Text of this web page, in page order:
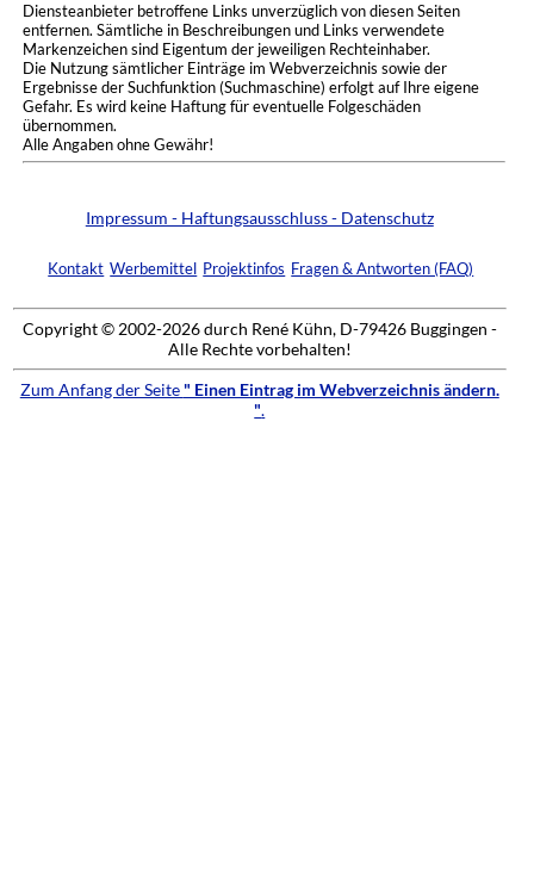
Diensteanbieter betroffene Links unverzüglich von diesen Seiten
entfernen. Sämtliche in Beschreibungen und Links verwendete
Markenzeichen sind Eigentum der jeweiligen Rechteinhaber.
Die Nutzung sämtlicher Einträge im Webverzeichnis sowie der
Ergebnisse der Suchfunktion (Suchmaschine) erfolgt auf Ihre eigene
Gefahr. Es wird keine Haftung für eventuelle Folgeschäden
übernommen.
Alle Angaben ohne Gewähr!
Impressum - Haftungsausschluss - Datenschutz
Kontakt Werbemittel Projektinfos Fragen & Antworten (FAQ)
Copyright © 2002-2026 durch René Kühn, D-79426 Buggingen -
Alle Rechte vorbehalten!
Zum Anfang der Seite " Einen Eintrag im Webverzeichnis ändern.
".